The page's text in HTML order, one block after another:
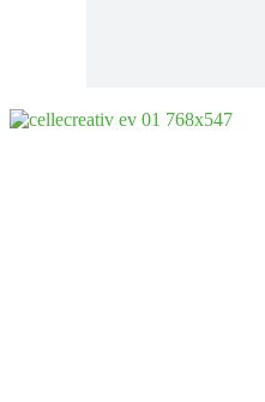
CelleCreativ